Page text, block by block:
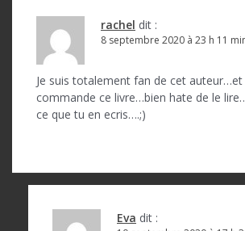
rachel dit :
8 septembre 2020 à 23 h 11
Je suis totalement fan de cet auteur…et
commande ce livre…bien hate de le
ce que tu en ecris….;)
Eva dit :